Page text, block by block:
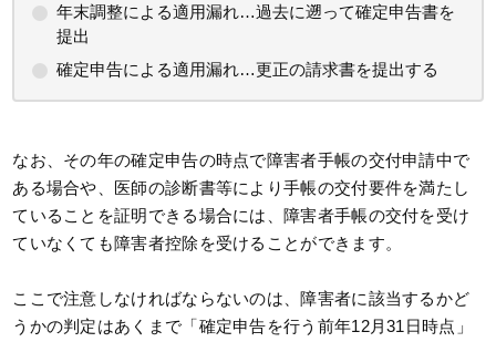
年末調整による適用漏れ…過去に遡って確定申告書を
提出
確定申告による適用漏れ…更正の請求書を提出する
なお、その年の確定申告の時点で障害者手帳の交付申請中で
ある場合や、医師の診断書等により手帳の交付要件を満たし
ていることを証明できる場合には、障害者手帳の交付を受け
ていなくても障害者控除を受けることができます。
ここで注意しなければならないのは、障害者に該当するかど
うかの判定はあくまで「確定申告を行う前年12月31日時点」